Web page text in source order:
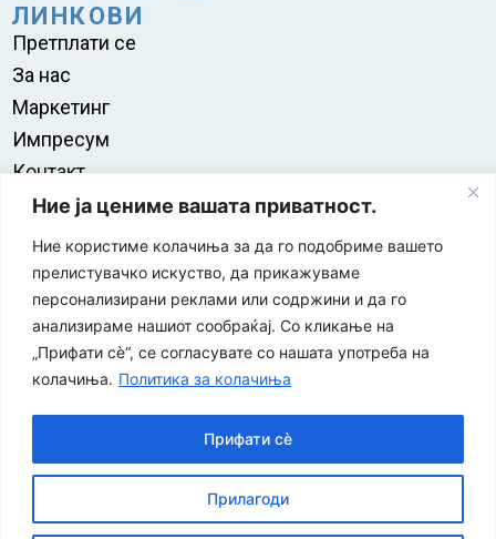
Ние ја цениме вашата приватност.
Ние користиме колачиња за да го подобриме вашето
прелистувачко искуство, да прикажуваме
персонализирани реклами или содржини и да го
анализираме нашиот сообраќај. Со кликање на
„Прифати сè“, се согласувате со нашата употреба на
колачиња. Политика за колачиња
Прилагоди
Прифати сè
ЛИНКОВИ
Претплати се
За нас
Маркетинг
Импресум
Контакт
Правила на користење
за заштита на печатени медиуми